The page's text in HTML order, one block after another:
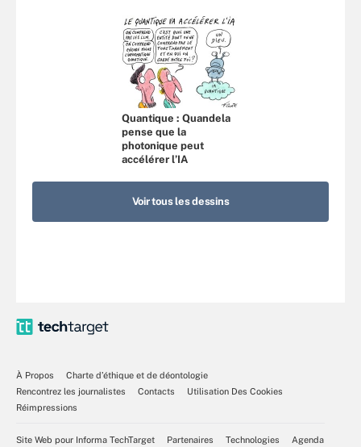
Quantique : Quandela
pense que la
photonique peut
accélérer l’IA
Voir tous les dessins
À Propos
Charte d’éthique et de déontologie
Rencontrez les journalistes
Contacts
Utilisation Des Cookies
Réimpressions
Site Web pour Informa TechTarget Partenaires Technologies Agenda